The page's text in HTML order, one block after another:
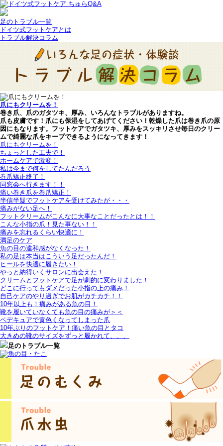
足のトラブル一覧
ドイツ式フットケアとは
トラブル解決コラム
爪にもクリームを！
巻き爪、爪のガタツキ、厚み、いろんなトラブルがありますね。
爪も皮膚です！爪にも保湿をしてあげてください！乾燥した爪は巻き爪の原
因にもなります。フットケアでガタツキ、厚みをスッキリさせ毎日のクリー
ムで綺麗な爪をキープできるようになってきます！
爪にもクリームを！
ちょっとした工夫で！
ホームケアで激変！
私は今まで何をしてたんだろう
巻爪矯正終了！
同窓会へ行きます！！
痛い巻き爪を巻爪矯正！
半信半疑でフットケアを受けてみたが・・・
痛みがない足へ！
フットクリームがこんなに大事なことだったとは！！
こんな小指の爪！見た事ない！！
痛みを忘れるくらい快適に！
満足のケア
魚の目の違和感がなくなった！
私の足は本当はこういう足だったんだ！
ヒールを快適に履きたい！
やっと納得いくサロンに出会えた！
クリームとフットケアで足が劇的に変わりました！
どこに行ってもダメだった小指の上の痛み！
自己ケアのやり過ぎでお肌がカチカチ！！
10年以上も！痛みがある魚の目！
靴を履いていなくても魚の目の痛みが＞＜
ペデキュアで黄色くなってしまった爪
10年ぶりのフットケア！痛い魚の目とタコ
大きめの靴のサイズをずっと履かれて、、、
足のトラブル一覧